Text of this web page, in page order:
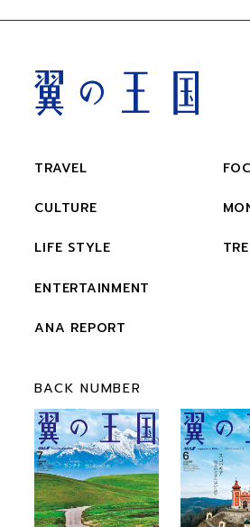
TRAVEL
CULTURE
LIFE STYLE
ENTERTAINMENT
ANA REPORT
BACK NUMBER